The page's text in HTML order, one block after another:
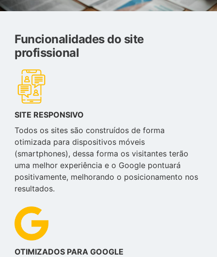
Funcionalidades do site
profissional
SITE RESPONSIVO
Todos os sites são construídos de forma
otimizada para dispositivos móveis
(smartphones), dessa forma os visitantes terão
uma melhor experiência e o Google pontuará
positivamente, melhorando o posicionamento nos
resultados.
OTIMIZADOS PARA GOOGLE